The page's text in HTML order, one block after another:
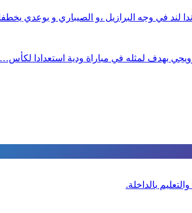
بهدف لمثله في مباراة ودية استعدادا لكأس…
بالداخلة.